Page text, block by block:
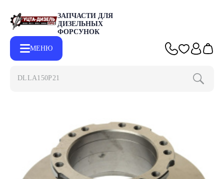
ЗАПЧАСТИ ДЛЯ
ДИЗЕЛЬНЫХ
ФОРСУНОК
МЕНЮ
DLLA150P2153